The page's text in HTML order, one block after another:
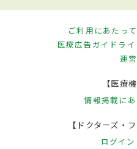
ご利用にあたって
医療広告ガイドラ
運
【医療
情報掲載に
【ドクターズ・
ログイン